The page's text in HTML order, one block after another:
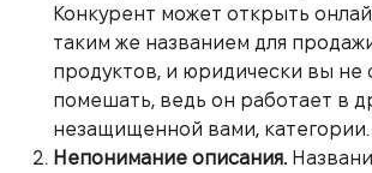
Конкурент может открыть
таким же названием для
продуктов, и юридически вы не
помешать, ведь он работает в
незащищенной вами, категории.
Непонимание описания.